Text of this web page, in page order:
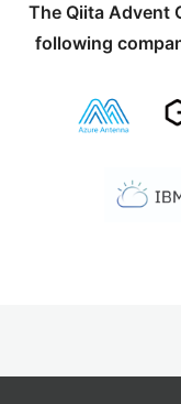
The Qiita Advent
following